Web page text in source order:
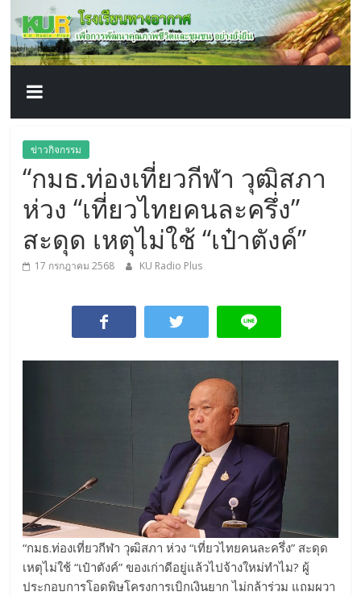
content
โรงเรียน
ทาง
อากาศ​
เพื่อ
พัฒนา
คุณภาพ
ชีวิต
ข่าวกิจกรรม
“กมธ.ท่องเที่ยวกีฬา วุฒิสภา
ห่วง “เที่ยวไทยคนละครึ่ง”
สะดุด เหตุไม่ใช้ “เป๋าตังค์”
17 กรกฎาคม 2568 KU Radio Plus
“กมธ.ท่องเที่ยวกีฬา วุฒิสภา ห่วง “เที่ยวไทยคนละครึ่ง” สะดุด
เหตุไม่ใช้ “เป๋าตังค์” ของเก่าดีอยู่แล้วไปจ้างใหม่ทำไม? ผู้
ประกอบการโอดพิษโครงการเบิกเงินยาก ไม่กล้าร่วม แถมผวา